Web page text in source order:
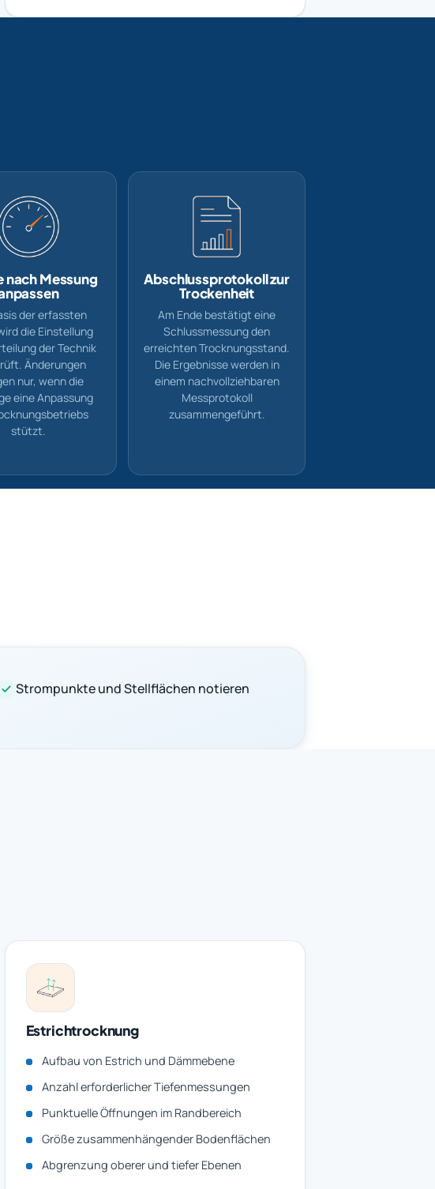
nach Messung
der erfassten
die Einstellung
der Technik
Änderungen
nur, wenn die
eine Anpassung
stützt.
Abschlussprotokoll zur
Trockenheit
Am Ende bestätigt eine
Schlussmessung den
erreichten Trocknungsstand.
Die Ergebnisse werden in
einem nachvollziehbaren
Messprotokoll
zusammengeführt.
Strompunkte und Stellflächen notieren
Estrichtrocknung
Aufbau von Estrich und Dämmebene
Anzahl erforderlicher Tiefenmessungen
Punktuelle Öffnungen im Randbereich
Größe zusammenhängender Bodenflächen
Abgrenzung oberer und tiefer Ebenen